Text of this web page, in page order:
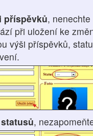
příspěvků,
při uložení ke
výši příspěvků,
statusů,